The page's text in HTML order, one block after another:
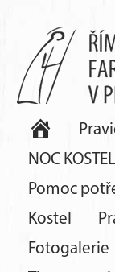
NOC
Pomoc
Kostel
Fotogalerie